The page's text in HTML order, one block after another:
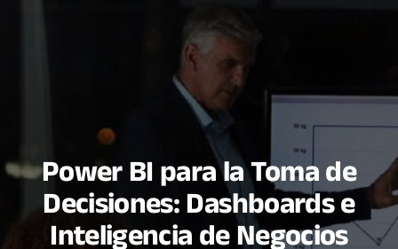
Power BI para la Toma de
Decisiones: Dashboards e
Inteligencia de Negocios